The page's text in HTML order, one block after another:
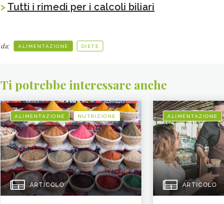
> Tutti i rimedi per i calcoli biliari
da: ALIMENTAZIONE DIETE
Ti potrebbe interessare anche
ALIMENTAZIONE NUTRIZIONE
ARTICOLO
ALIMENTAZIONE
ARTICOLO